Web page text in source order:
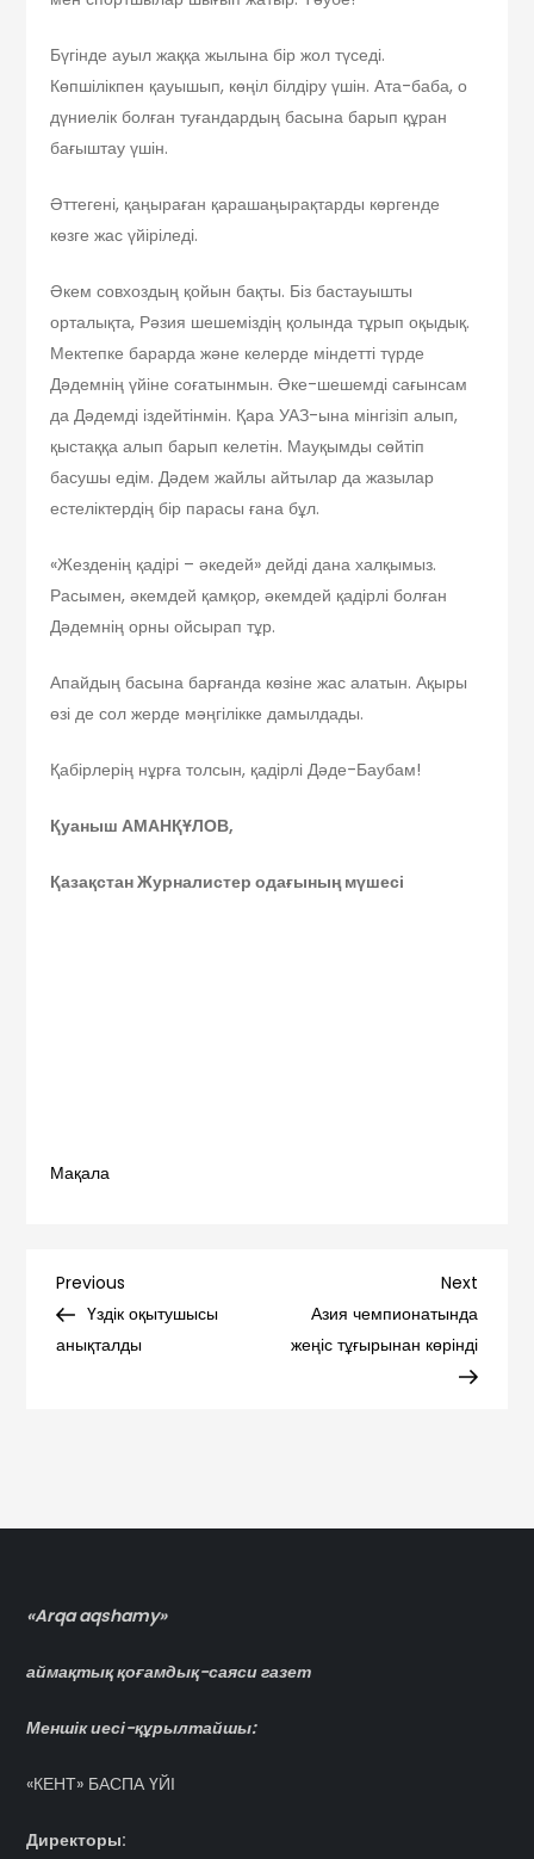
Бүгінде ауыл жаққа жылына бір жол түседі.
Көпшілікпен қауышып, көңіл білдіру үшін. Ата-баба, о
дүниелік болған туғандардың басына барып құран
бағыштау үшін.
Әттегені, қаңыраған қарашаңырақтарды көргенде
көзге жас үйіріледі.
Әкем совхоздың қойын бақты. Біз бастауышты
орталықта, Рәзия шешеміздің қолында тұрып оқыдық.
Мектепке барарда және келерде міндетті түрде
Дәдемнің үйіне соғатынмын. Әке-шешемді сағынсам
да Дәдемді іздейтінмін. Қара УАЗ-ына мінгізіп алып,
қыстаққа алып барып келетін. Мауқымды сөйтіп
басушы едім. Дәдем жайлы айтылар да жазылар
естеліктердің бір парасы ғана бұл.
«Жезденің қадірі – әкедей» дейді дана халқымыз.
Расымен, әкемдей қамқор, әкемдей қадірлі болған
Дәдемнің орны ойсырап тұр.
Апайдың басына барғанда көзіне жас алатын. Ақыры
өзі де сол жерде мәңгілікке дамылдады.
Қабірлерің нұрға толсын, қадірлі Дәде-Баубам!
Қуаныш АМАНҚҰЛОВ,
Қазақстан Журналистер одағының мүшесі
Мақала
Навигация
по
Previous
Post
Previous
Үздік оқытушысы
анықталды
Next
Post
Next
Азия чемпионатында
жеңіс тұғырынан көрінді
«Arqa aqshamy»
аймақтық қоғамдық-саяси газет
Меншік иесі-құрылтайшы:
«КЕНТ» БАСПА ҮЙІ
Директоры: